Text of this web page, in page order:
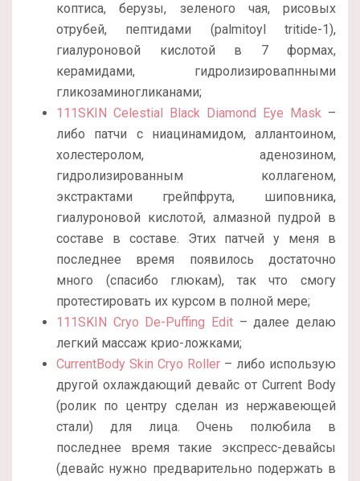
коптиса, берузы, зеленого чая, рисовых
отрубей, пептидами (palmitoyl tritide-1),
гиалуроновой кислотой в 7 формах,
керамидами, гидролизировапнными
гликозаминогликанами;
111SKIN Celestial Black Diamond Eye Mask –
либо патчи с ниацинамидом, аллантоином,
холестеролом, аденозином,
гидролизированным коллагеном,
экстрактами грейпфрута, шиповника,
гиалуроновой кислотой, алмазной пудрой в
составе в составе. Этих патчей у меня в
последнее время появилось достаточно
много (спасибо глюкам), так что смогу
протестировать их курсом в полной мере;
111SKIN Cryo De-Puffing Edit – далее делаю
легкий массаж крио-ложками;
CurrentBody Skin Cryo Roller – либо использую
другой охлаждающий девайс от Current Body
(ролик по центру сделан из нержавеющей
стали) для лица. Очень полюбила в
последнее время такие экспресс-девайсы
(девайс нужно предварительно подержать в